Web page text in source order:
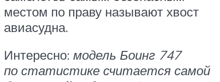
местом по праву называют хвост
авиасудна.
Интересно: модель Боинг 747
по статистике считается самой